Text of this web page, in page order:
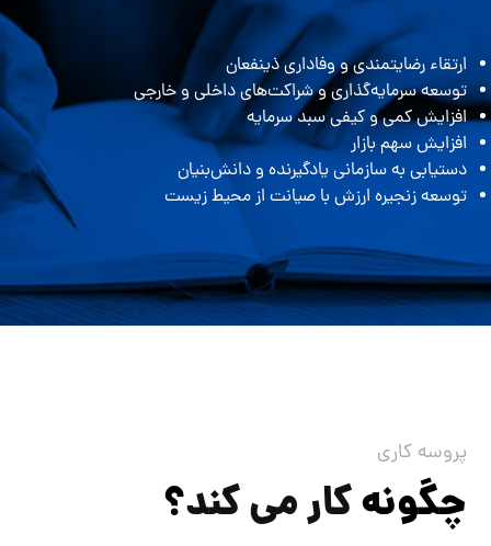
ارتقاء رضایتمندی و وفاداری ذینفعان
توسعه سرمایه‌گذاری و شراکت‌های داخلی و خارجی
افزایش کمی و کیفی سبد سرمایه
افزایش سهم بازار
دستیابی به سازمانی یادگیرنده و دانش‌بنیان
توسعه زنجیره‌ ارزش با صیانت از محیط زیست
پروسه کاری
چگونهکار می کند؟